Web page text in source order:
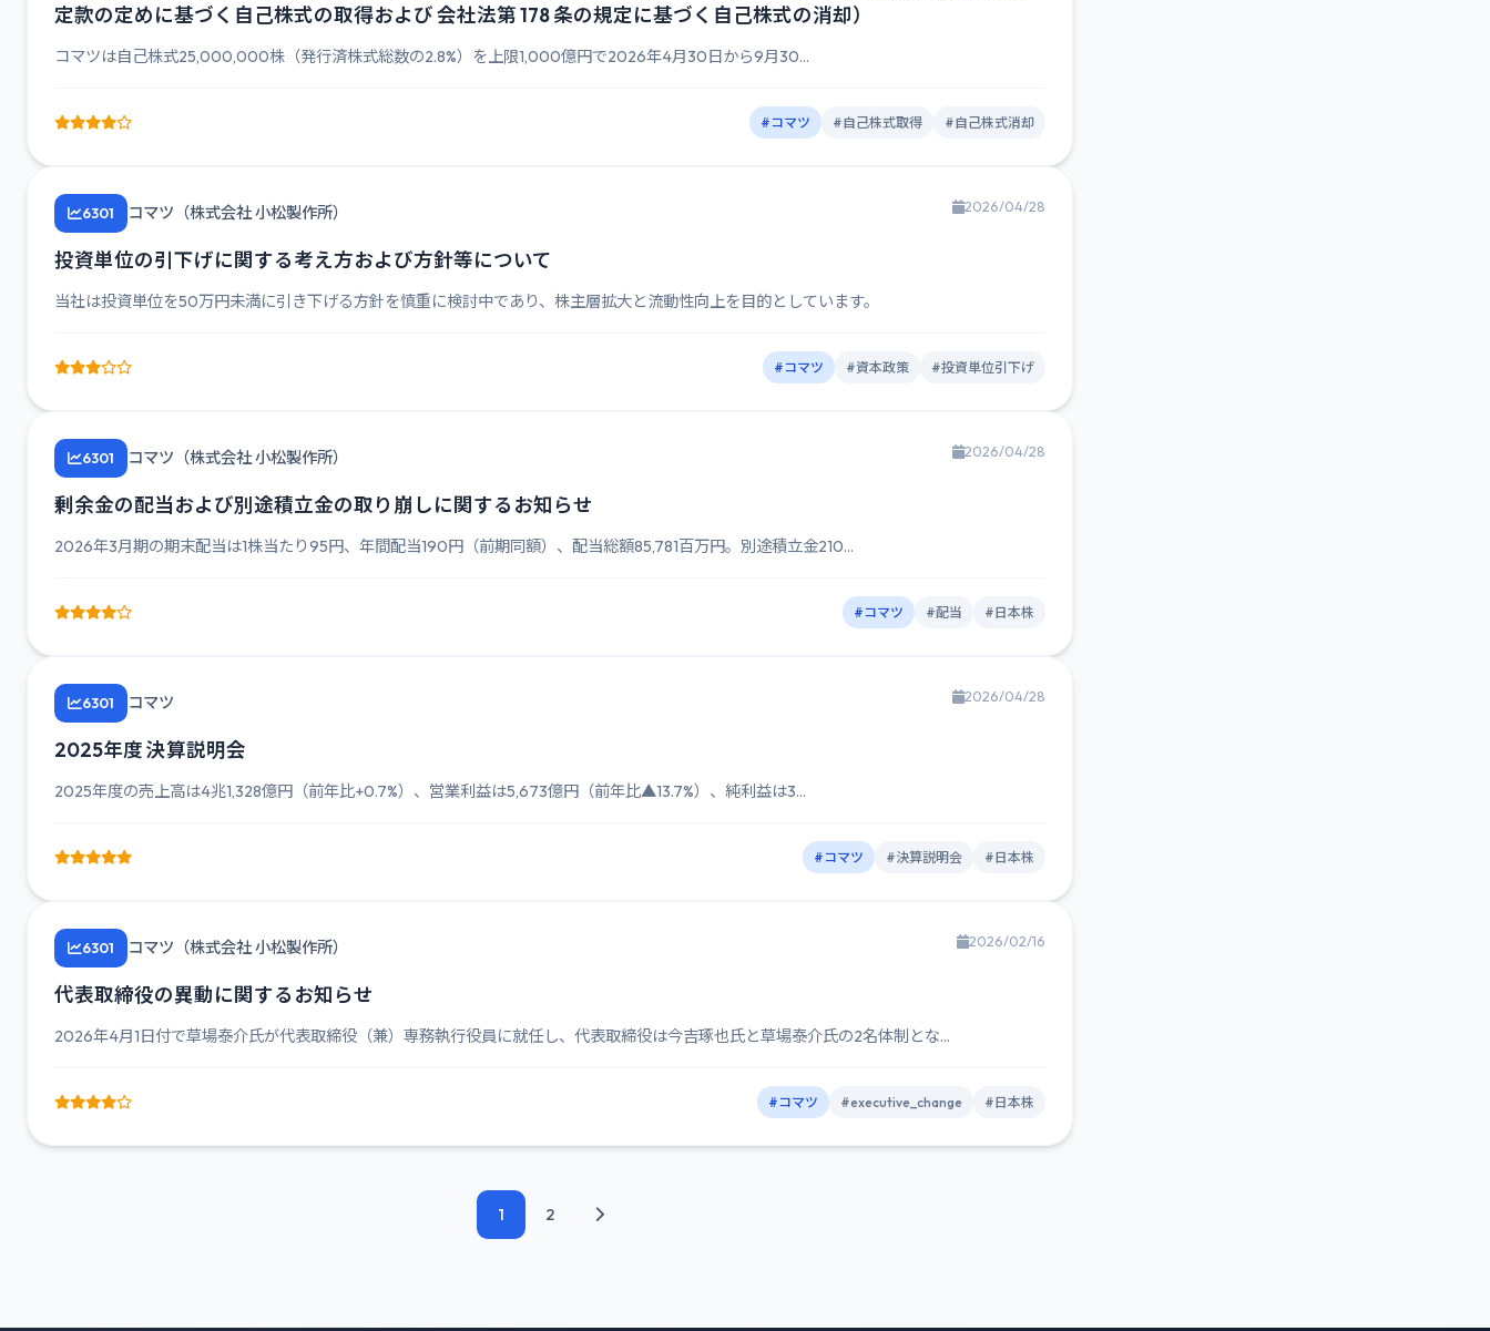
定款の定めに基づく自己株式の取得および 会社法第 178 条の規定に基づく自己株式の消却）
コマツは自己株式25,000,000株（発行済株式総数の2.8%）を上限1,000億円で2026年4月30日から9月30...
#コマツ #自己株式取得 #自己株式消却
6301 コマツ（株式会社 小松製作所） 2026/04/28
投資単位の引下げに関する考え方および方針等について
当社は投資単位を50万円未満に引き下げる方針を慎重に検討中であり、株主層拡大と流動性向上を目的としています。
#コマツ #資本政策 #投資単位引下げ
6301 コマツ（株式会社 小松製作所） 2026/04/28
剰余金の配当および別途積立金の取り崩しに関するお知らせ
2026年3月期の期末配当は1株当たり95円、年間配当190円（前期同額）、配当総額85,781百万円。別途積立金210...
#コマツ #配当 #日本株
6301 コマツ 2026/04/28
2025年度 決算説明会
2025年度の売上高は4兆1,328億円（前年比+0.7%）、営業利益は5,673億円（前年比▲13.7%）、純利益は3...
#コマツ #決算説明会 #日本株
6301 コマツ（株式会社 小松製作所） 2026/02/16
代表取締役の異動に関するお知らせ
2026年4月1日付で草場泰介氏が代表取締役（兼）専務執行役員に就任し、代表取締役は今吉琢也氏と草場泰介氏の2名体制とな...
#コマツ #executive_change #日本株
1 2